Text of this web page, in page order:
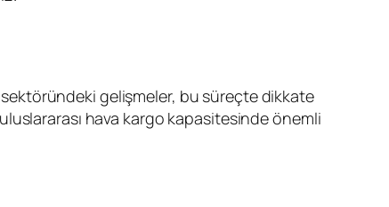
gelişmeler, bu süreçte dikkate
hava kargo kapasitesinde önemli